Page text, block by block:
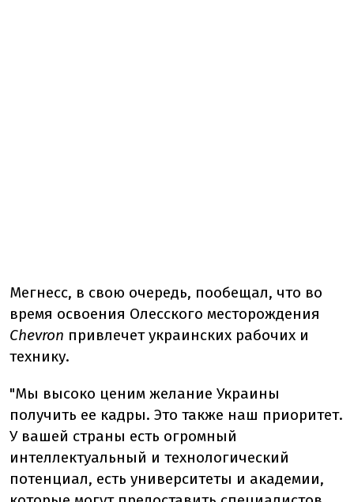
Мегнесс, в свою очередь, пообещал, что во
время освоения Олесского месторождения
Chevron привлечет украинских рабочих и
технику.
"Мы высоко ценим желание Украины
получить ее кадры. Это также наш приоритет.
У вашей страны есть огромный
интеллектуальный и технологический
потенциал, есть университеты и академии,